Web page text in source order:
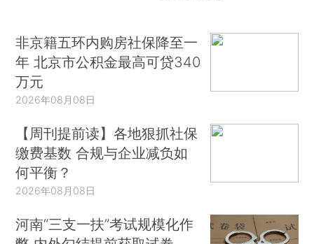
非京籍五环内购房社保降至一
年 北京市公积金最高可贷340
万元
2026年08月08日
【周刊提前读】各地狠抓社保
缴费基数 合规与企业减负如
何平衡？
2026年08月08日
河南“三支一扶”考试规模化作